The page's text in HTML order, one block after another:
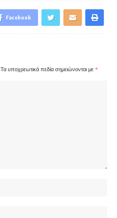
Facebook
Τα υποχρεωτικά πεδία σημειώνονται με *